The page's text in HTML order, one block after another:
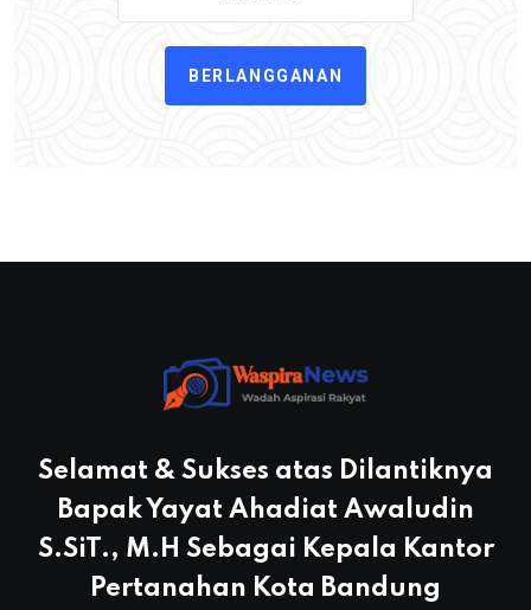
BERLANGGANAN
Selamat & Sukses atas Dilantiknya
Bapak Yayat Ahadiat Awaludin
S.SiT., M.H Sebagai Kepala Kantor
Pertanahan Kota Bandung